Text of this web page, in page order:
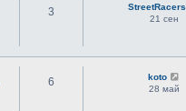
3
StreetRacers
21 сен
6
koto
28 май